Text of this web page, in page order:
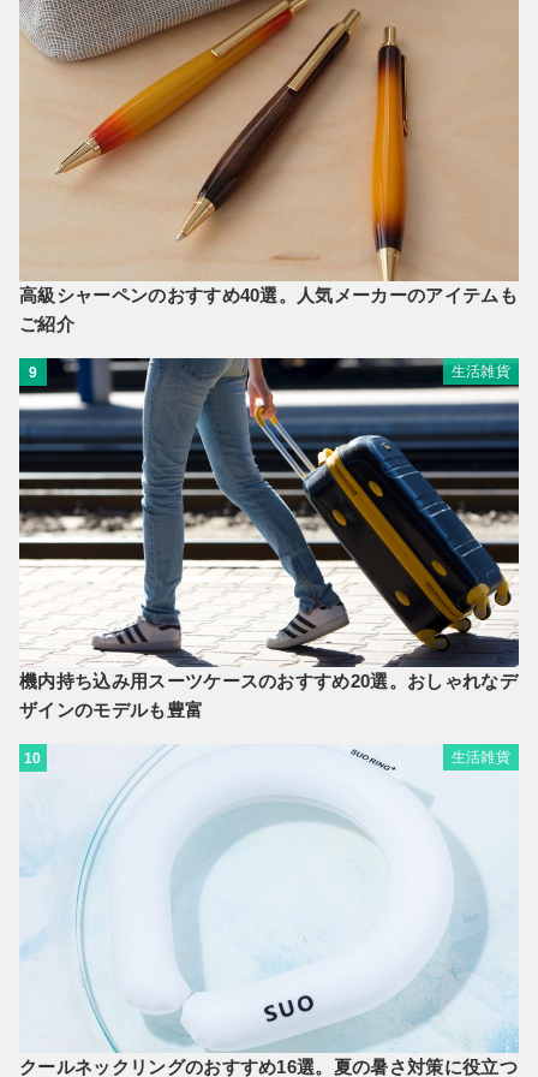
高級シャーペンのおすすめ40選。人気メーカーのアイテムも
ご紹介
9 生活雑貨
機内持ち込み用スーツケースのおすすめ20選。おしゃれなデ
ザインのモデルも豊富
10 生活雑貨
クールネックリングのおすすめ16選。夏の暑さ対策に役立つ